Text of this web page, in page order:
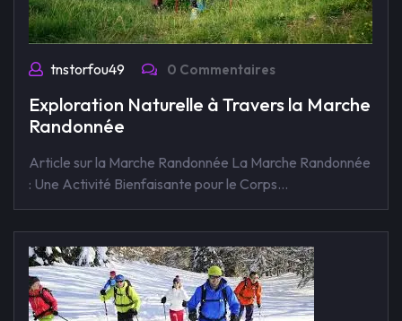
tnstorfou49 0 Commentaires
Exploration Naturelle à Travers la Marche
Randonnée
Article sur la Marche Randonnée La Marche Randonnée
: Une Activité Bienfaisante pour le Corps…